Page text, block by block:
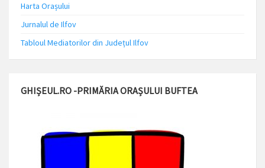
Harta Orașului
Jurnalul de Ilfov
Tabloul Mediatorilor din Județul Ilfov
GHIȘEUL.RO -PRIMĂRIA ORAȘULUI BUFTEA